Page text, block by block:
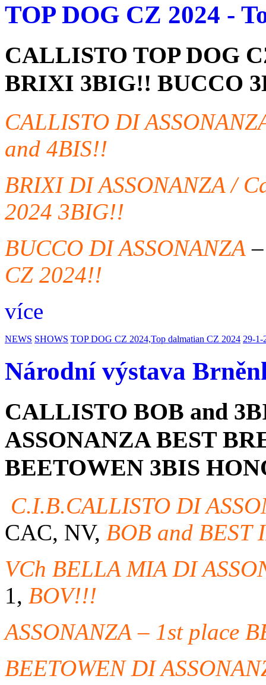
TOP DOG CZ 2024 -
CALLISTO TOP DOG
BRIXI 3BIG!! BUCCO
CALLISTO DI
and 4BIS!!
BRIXI DI ASSONANZA /
2024 3BIG!!
BUCCO DI ASSONANZA
CZ 2024!!
více
NEWS SHOWS TOP DOG CZ 2024,Top dalmatian CZ 2024 29-
Národní výstava
CALLISTO BOB and
ASSONANZA BEST
BEETOWEN 3BIS
C.I.B.CALLISTO DI
CAC, NV, BOB and BEST
VCh BELLA MIA DI
1, BOV!!!
ASSONANZA – 1st place
BEETOWEN DI